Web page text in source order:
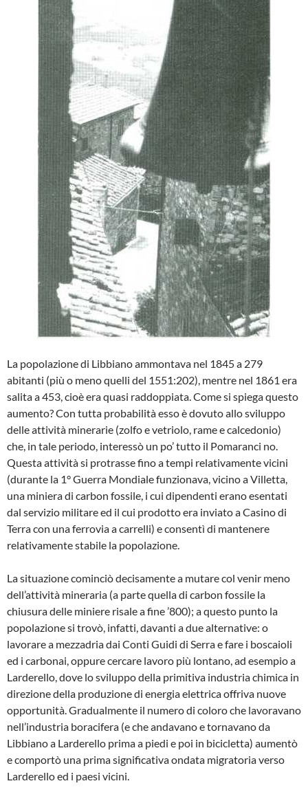
La popolazione di Libbiano ammontava nel 1845 a 279
abitanti (più o meno quel­li del 1551:202), mentre nel 1861 era
sa­lita a 453, cioè era quasi raddoppiata. Co­me si spiega questo
aumento? Con tutta probabilità esso è dovuto allo sviluppo
delle attività minerarie (zolfo e vetriolo, ra­me e calcedonio)
che, in tale periodo, in­teressò un po’ tutto il Pomaranci no.
Que­sta attività si protrasse fino a tempi rela­tivamente vicini
(durante la 1° Guerra Mondiale funzionava, vicino a Villetta,
una miniera di carbon fossile, i cui dipenden­ti erano esentati
dal servizio militare ed il cui prodotto era inviato a Casino di
Terra con una ferrovia a carrelli) e consentì di mantenere
relativamente stabile la popo­lazione.
La situazione cominciò decisamente a mutare col venir meno
dell’attività mine­raria (a parte quella di carbon fossile la
chiusura delle miniere risale a fine ’800); a questo punto la
popolazione si trovò, in­fatti, davanti a due alternative: o
lavora­re a mezzadria dai Conti Guidi di Serra e fare i boscaioli
ed i carbonai, oppure cercare lavoro più lontano, ad esempio a
Larderello, dove lo sviluppo della primiti­va industria chimica in
direzione della pro­duzione di energia elettrica offriva nuove
opportunità. Gradualmente il numero di coloro che lavoravano
nell’industria bo­racifera (e che andavano e tornavano da
Libbiano a Larderello prima a piedi e poi in bicicletta) aumentò
e comportò una pri­ma significativa ondata migratoria verso
Larderello ed i paesi vicini.